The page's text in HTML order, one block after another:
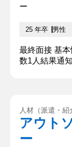
ー
25 年卒 男性
最終面接 基
数1人結果通
吸収し、柔軟
る人物です。
を通じて、他
人材（派遣・紹
アウト
ー